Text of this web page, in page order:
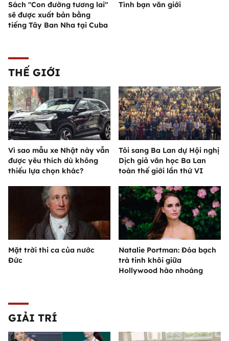
Sách "Con đường tương lai"
sẽ được xuất bản bằng
tiếng Tây Ban Nha tại Cuba
Tình bạn văn giới
THẾ GIỚI
Vì sao mẫu xe Nhật này vẫn
được yêu thích dù không
thiếu lựa chọn khác?
Tôi sang Ba Lan dự Hội nghị
Dịch giả văn học Ba Lan
toàn thế giới lần thứ VI
Mặt trời thi ca của nước
Đức
Natalie Portman: Đóa bạch
trà tinh khôi giữa
Hollywood hào nhoáng
GIẢI TRÍ